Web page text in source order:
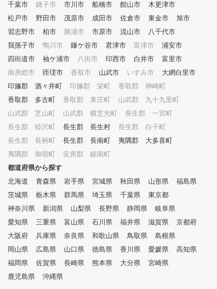
方 ・忙しい中でも効率よ
達したい方 ・継続的にレ
ンを受けたい方 ぜひ一度、体
験レッスンにお越しくだ
千葉市
銚子市 市川市 船橋市 館山市
木更津市
松戸市
野田市 茂原市 成田市 佐倉市 東金市
旭市
習志野市
柏市 勝浦市 市原市 流山市
八千代市
我孫子市
鴨川市 鎌ケ谷市 君津市 富津市
浦安市
四街道市
袖ケ浦市 八街市 印西市 白井市
富里市
南房総市
匝瑳市 香取市 山武市 いすみ市
大網白里市
印旛郡 酒々井町
印旛郡 栄町
香取郡 神崎町
香取郡 多古町
香取郡 東庄町
山武郡 九十九里町
山武郡 芝山町
山武郡 横芝光町
長生郡 一宮町
長生郡 睦沢町
長生郡 長生村
長生郡 白子町
長生郡 長柄町
長生郡 長南町
夷隅郡 大多喜町
夷隅郡 御宿町
安房郡 鋸南町
都道府県から探す
北海道
青森県 岩手県 宮城県 秋田県 山形県
福島県
茨城県
栃木県 群馬県 埼玉県 千葉県
東京都
神奈川県
新潟県 山梨県 長野県 静岡県
岐阜県
愛知県
三重県 富山県 石川県 福井県 滋賀県
京都府
大阪府
兵庫県 奈良県 和歌山県 鳥取県
島根県
岡山県
広島県 山口県 徳島県 香川県 愛媛県
高知県
福岡県
佐賀県 長崎県 熊本県 大分県
宮崎県
鹿児島県
沖縄県